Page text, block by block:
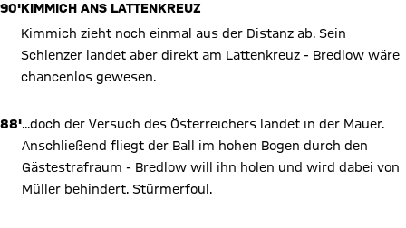
90'KIMMICH ANS LATTENKREUZ
Kimmich zieht noch einmal aus der Distanz ab. Sein
Schlenzer landet aber direkt am Lattenkreuz - Bredlow wäre
chancenlos gewesen.
88'...doch der Versuch des Österreichers landet in der Mauer.
Anschließend fliegt der Ball im hohen Bogen durch den
Gästestrafraum - Bredlow will ihn holen und wird dabei von
Müller behindert. Stürmerfoul.